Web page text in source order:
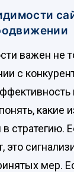
важен не
с
какие
стратегию.
это
мер.